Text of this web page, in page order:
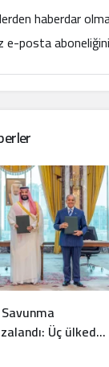
haberdar
e-posta
Üç ülkeden